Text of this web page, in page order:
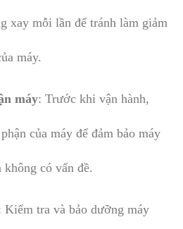
xay mỗi lần để tránh làm giảm
máy.
máy: Trước khi vận hành,
của máy để đảm bảo máy
có vấn đề.
Kiểm tra và bảo dưỡng máy